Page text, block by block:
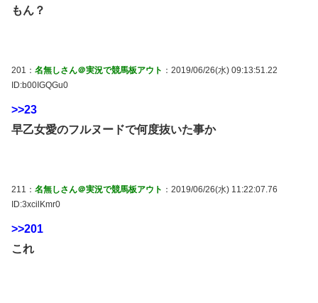
もん？
201： 名無しさん＠実況で競馬板アウト ：2019/06/26(水) 09:13:51.22
ID:b00IGQGu0
>>23
早乙女愛のフルヌードで何度抜いた事か
211： 名無しさん＠実況で競馬板アウト ：2019/06/26(水) 11:22:07.76
ID:3xcilKmr0
>>201
これ